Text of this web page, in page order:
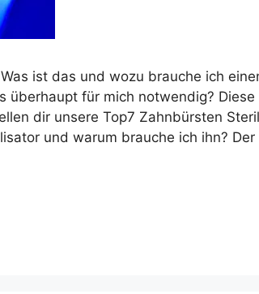
ist das und wozu brauche ich
überhaupt für mich notwendig?
dir unsere Top7 Zahnbürsten
und warum brauche ich ihn?